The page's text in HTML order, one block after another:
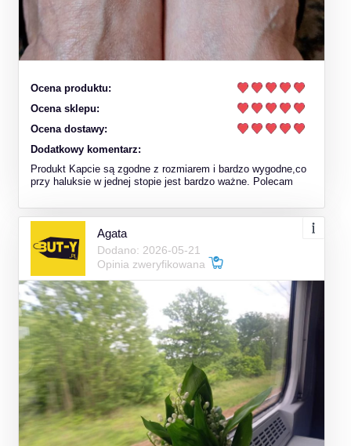
Ocena produktu:
Ocena sklepu:
Ocena dostawy:
Dodatkowy komentarz:
Produkt Kapcie są zgodne z rozmiarem i bardzo wygodne,co
przy haluksie w jednej stopie jest bardzo ważne. Polecam
Agata
Dodano: 2026-05-21
Opinia zweryfikowana